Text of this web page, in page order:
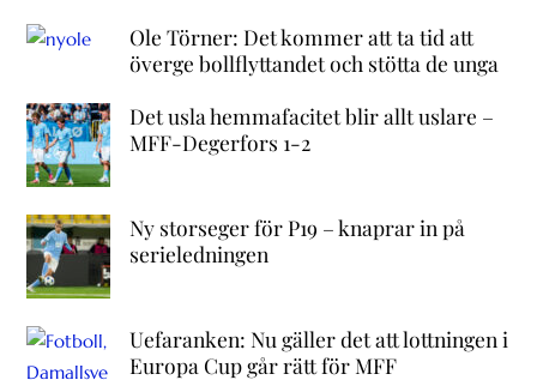
Ole Törner: Det kommer att ta tid att
överge bollflyttandet och stötta de unga
Det usla hemmafacitet blir allt uslare –
MFF-Degerfors 1-2
Ny storseger för P19 – knaprar in på
serieledningen
Uefaranken: Nu gäller det att lottningen i
Europa Cup går rätt för MFF